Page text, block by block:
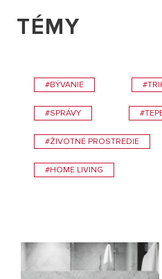
TÉMY
#BÝVANIE
#SPRÁVY
#ŽIVOTNÉ PROSTREDIE
#HOME LIVING